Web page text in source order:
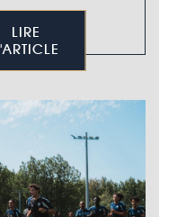
LIRE